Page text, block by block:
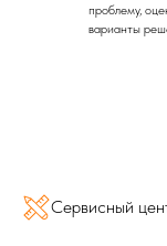
проблему,
варианты
Сервисный